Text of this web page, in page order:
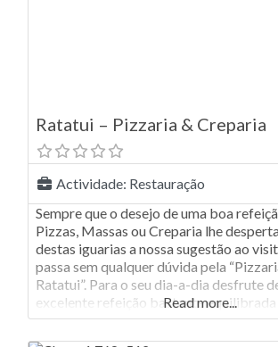
Ratatui – Pizzaria & Creparia
Actividade: Restauração
Sempre que o desejo de uma boa
Pizzas, Massas ou Creparia lhe
destas iguarias a nossa sugestão ao
passa sem qualquer dúvida pela
Ratatui”. Para o seu dia-a-dia desfrute
excelente refeição bastante equilibrada
pormenor apreciando o nosso “Menu
ao
Read more...